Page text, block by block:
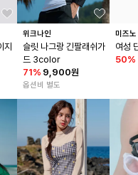
지
위크나인
슬릿 나그랑 긴팔래쉬가
드 3color
71% 9,900원
옵션비 별도
미즈노
여성
50%